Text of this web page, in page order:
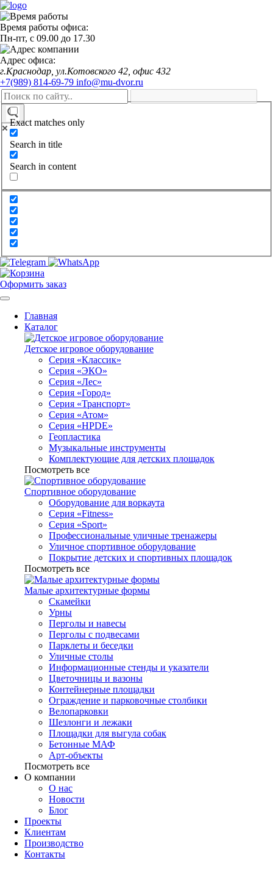
Время работы офиса:
Пн-пт, с 09.00 до 17.30
Адрес офиса:
г.Краснодар, ул.Котовского 42, офис 432
+7(989) 814-69-79 info@mu-dvor.ru
Exact matches only
Search in title
Search in content
Оформить заказ
Главная
Каталог
Детское игровое оборудование
Серия «Классик»
Серия «ЭКО»
Серия «Лес»
Серия «Город»
Серия «Транспорт»
Серия «Атом»
Серия «HPDE»
Геопластика
Музыкальные инструменты
Комплектующие для детских площадок
Посмотреть все
Спортивное оборудование
Оборудование для воркаута
Серия «Fitness»
Серия «Sport»
Профессиональные уличные тренажеры
Уличное спортивное оборудование
Покрытие детских и спортивных площадок
Посмотреть все
Малые архитектурные формы
Скамейки
Урны
Перголы и навесы
Перголы с подвесами
Парклеты и беседки
Уличные столы
Информационные стенды и указатели
Цветочницы и вазоны
Контейнерные площадки
Ограждение и парковочные столбики
Велопарковки
Шезлонги и лежаки
Площадки для выгула собак
Бетонные МАФ
Арт-объекты
Посмотреть все
О компании
О нас
Новости
Блог
Проекты
Клиентам
Производство
Контакты